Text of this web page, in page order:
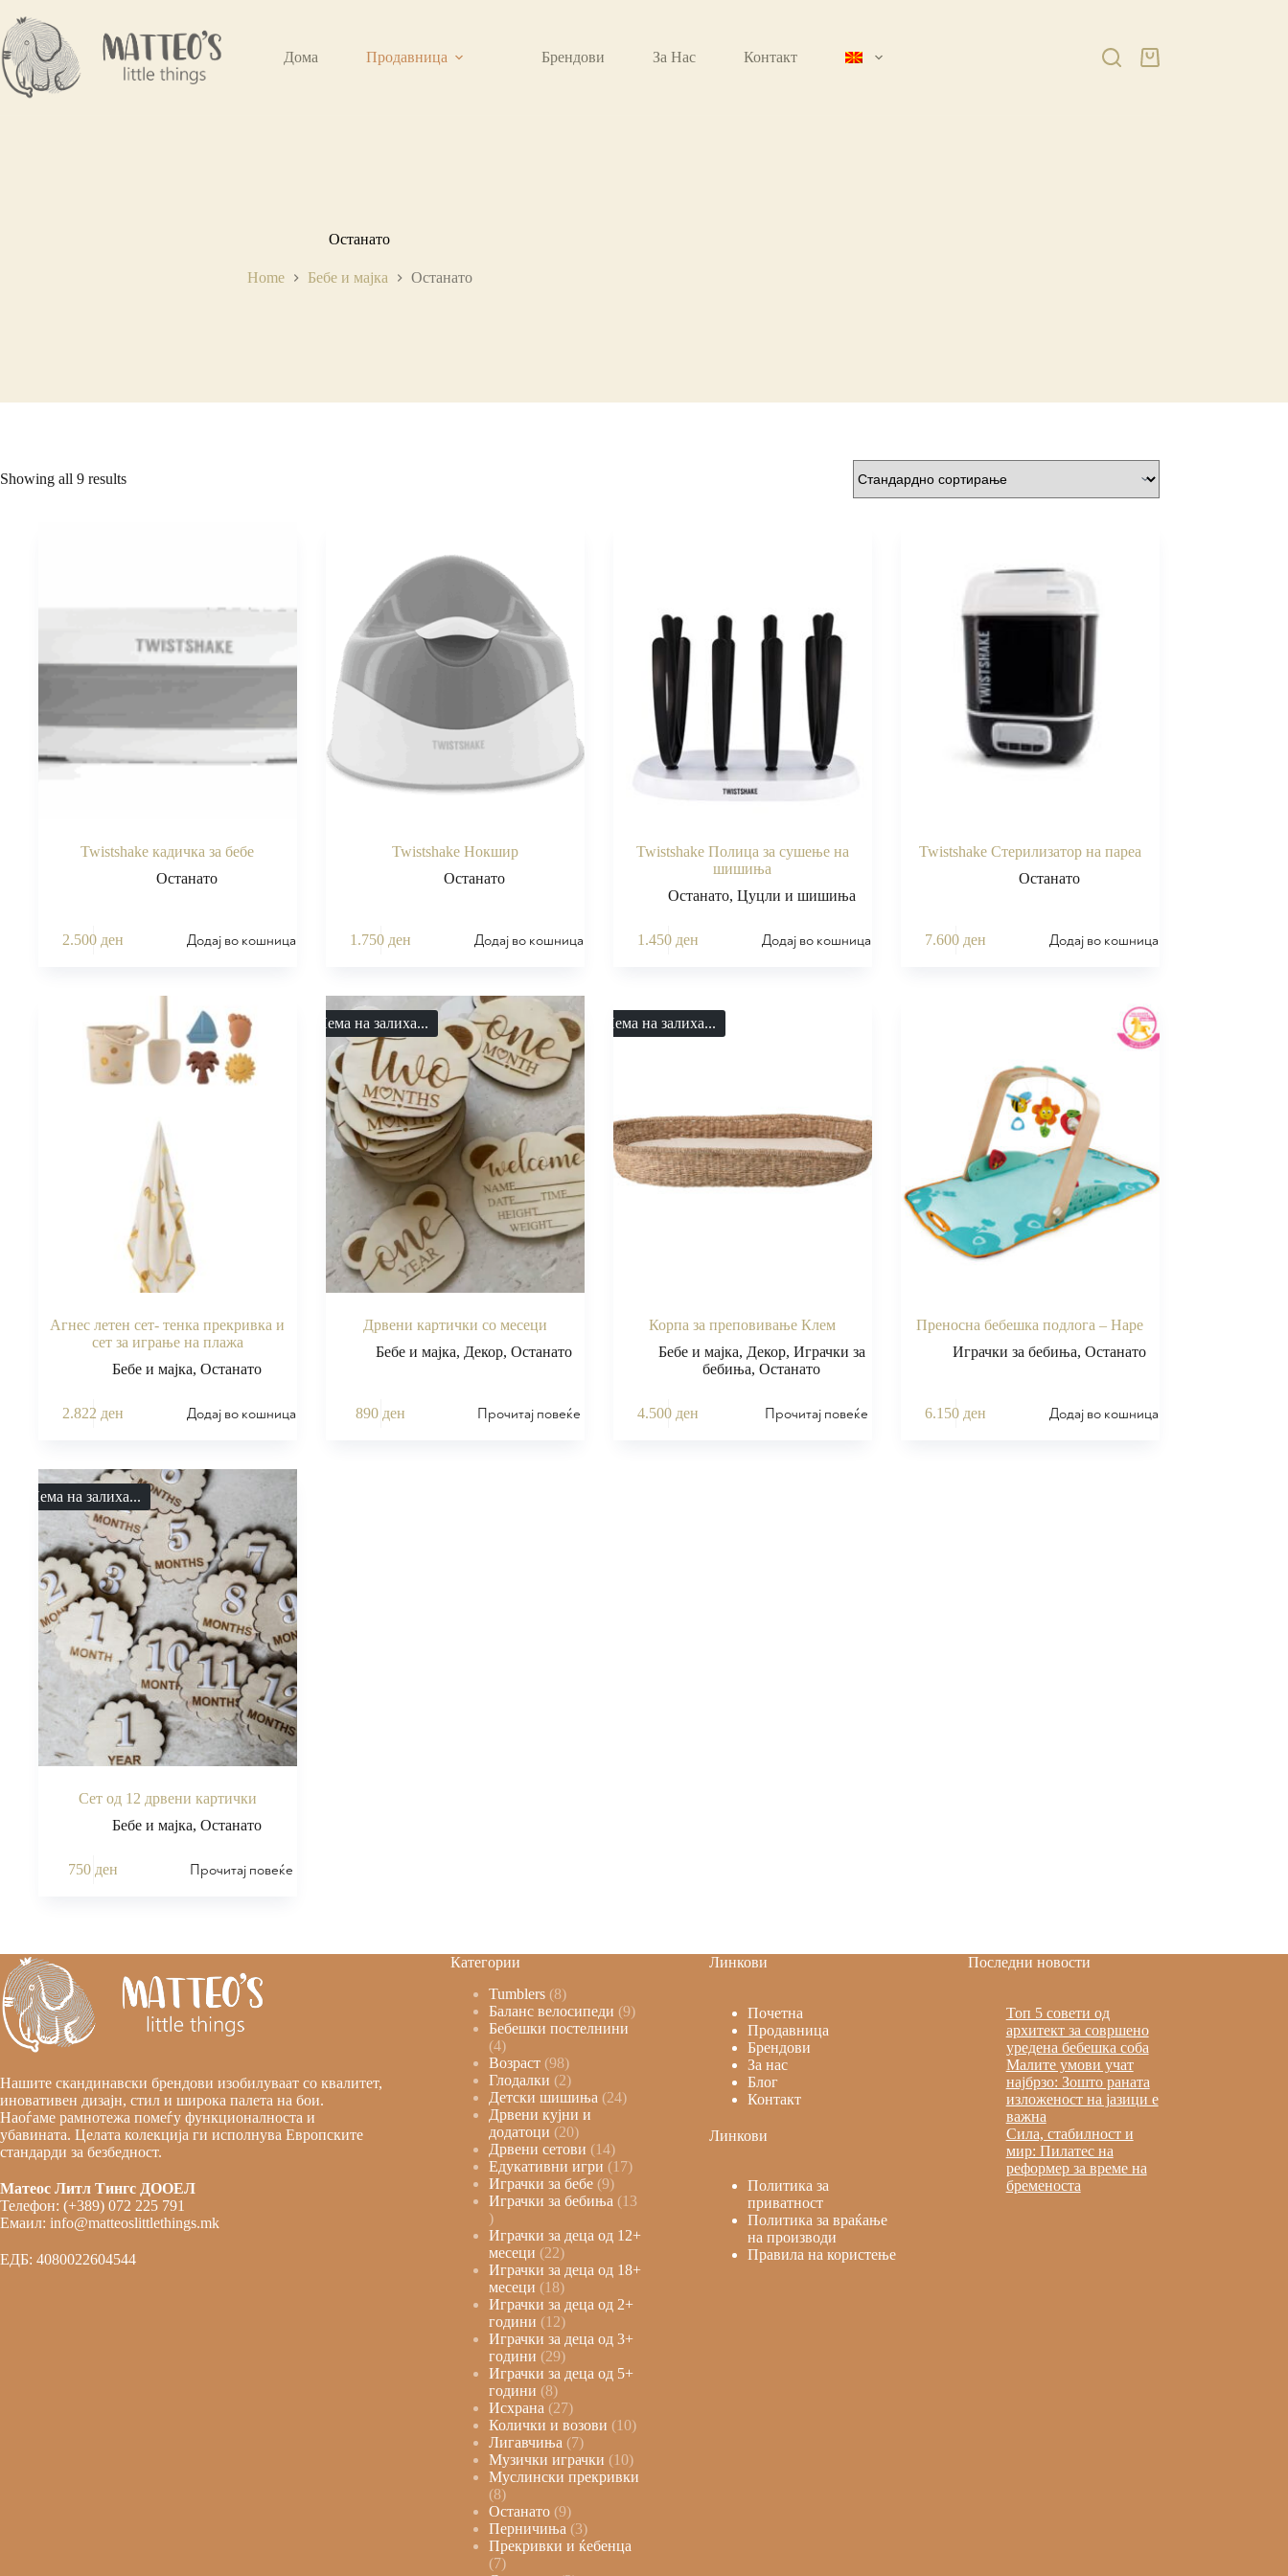
Дома Продавница Брендови За Нас Контакт
Останато
Home Бебе и мајка Останато
Showing all 9 results
Twistshake кадичка за бебе
Останато
2.500 ден Додај во кошница
Twistshake Нокшир
Останато
1.750 ден Додај во кошница
Twistshake Полица за сушење на
шишиња
Останато, Цуцли и шишиња
1.450 ден Додај во кошница
Twistshake Стерилизатор на пареа
Останато
7.600 ден Додај во кошница
Агнес летен сет- тенка прекривка и
сет за играње на плажа
Бебе и мајка, Останато
2.822 ден Додај во кошница
Нема на залиха...
Дрвени картички со месеци
Бебе и мајка, Декор,Останато
890 ден Прочитај повеќе
Нема на залиха...
Корпа за преповивање Клем
Бебе и мајка, Декор, Играчки за
бебиња,Останато
4.500 ден Прочитај повеќе
Преносна бебешка подлога – Hape
Играчки за бебиња, Останато
6.150 ден Додај во кошница
Нема на залиха...
Сет од 12 дрвени картички
Бебе и мајка, Останато
750 ден Прочитај повеќе
Нашите скандинавски брендови изобилуваат со квалитет,
иновативен дизајн, стил и широка палета на бои.
Наоѓаме рамнотежа помеѓу функционалноста и
убавината. Целата колекција ги исполнува Европските
стандарди за безбедност.
Матеос Литл Тингс ДООЕЛ
Телефон: (+389) 072 225 791
Емаил: info@matteoslittlethings.mk
ЕДБ: 4080022604544
Категории
Tumblers 8
Баланс велосипеди 9
Бебешки постелнини
4
Возраст 98
Глодалки 2
Детски шишиња 24
Дрвени кујни и
додатоци 20
Дрвени сетови 14
Едукативни игри 17
Играчки за бебе 9
Играчки за бебиња 13
Играчки за деца од 12+
месеци 22
Играчки за деца од 18+
месеци 18
Играчки за деца од 2+
години 12
Играчки за деца од 3+
години 29
Играчки за деца од 5+
години 8
Исхрана 27
Колички и возови 10
Лигавчиња 7
Музички играчки 10
Муслински прекривки
8
Останато 9
Перничиња 3
Прекривки и ќебенца
7
Линкови
Почетна
Продавница
Брендови
За нас
Блог
Контакт
Линкови
Политика за
приватност
Политика за враќање
на производи
Правила на користење
Последни новости
Топ 5 совети од
архитект за совршено
уредена бебешка соба
Малите умови учат
најбрзо: Зошто раната
изложеност на јазици е
важна
Сила, стабилност и
мир: Пилатес на
реформер за време на
бременоста